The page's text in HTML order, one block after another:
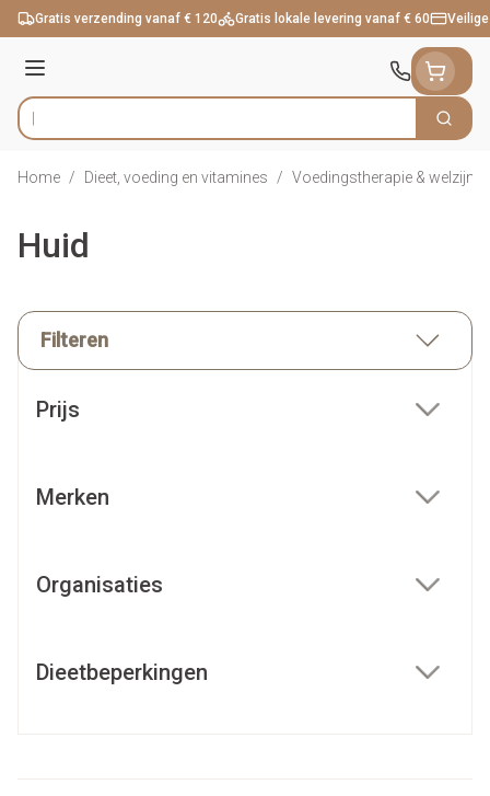
Ga naar de inhoud
Gratis verzending vanaf € 120 Gratis lokale levering vanaf € 60
Menu
Product, merk, categorie... Zoek
Home / Dieet, voeding en vitamines / Voedingstherapie & welzijn
Huid
Filteren
Prijs
Merken
Organisaties
Dieetbeperkingen